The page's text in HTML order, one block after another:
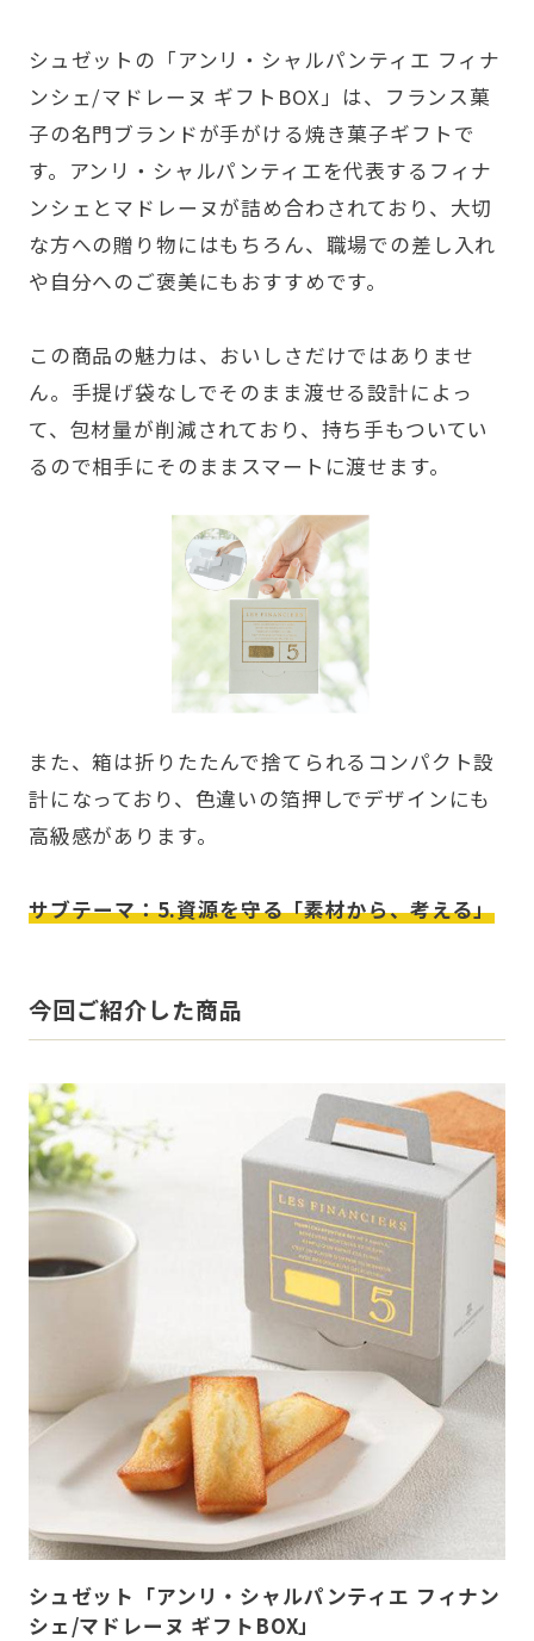
シュゼットの「アンリ・シャルパンティエ フィナ
ンシェ/マドレーヌ ギフトBOX」は、フランス菓
子の名門ブランドが手がける焼き菓子ギフトで
す。アンリ・シャルパンティエを代表するフィナ
ンシェとマドレーヌが詰め合わされており、大切
な方への贈り物にはもちろん、職場での差し入れ
や自分へのご褒美にもおすすめです。
この商品の魅力は、おいしさだけではありませ
ん。手提げ袋なしでそのまま渡せる設計によっ
て、包材量が削減されており、持ち手もついてい
るので相手にそのままスマートに渡せます。
また、箱は折りたたんで捨てられるコンパクト設
計になっており、色違いの箔押しでデザインにも
高級感があります。
サブテーマ：5.資源を守る「素材から、考える」
今回ご紹介した商品
シュゼット「アンリ・シャルパンティエ フィナン
シェ/マドレーヌ ギフトBOX」